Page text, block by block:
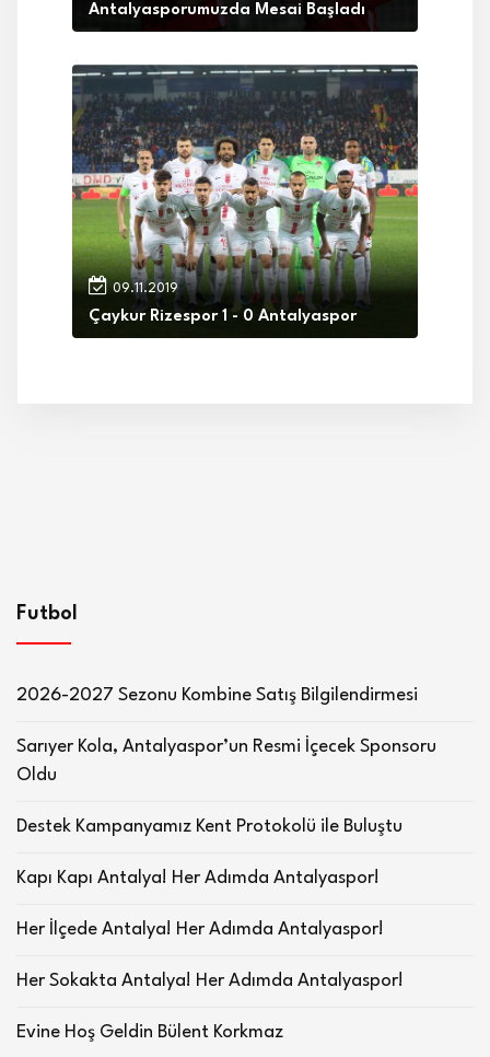
Antalyasporumuzda Mesai Başladı
09.11.2019
Çaykur Rizespor 1 - 0 Antalyaspor
Futbol
2026-2027 Sezonu Kombine Satış Bilgilendirmesi
Sarıyer Kola, Antalyaspor’un Resmi İçecek Sponsoru
Oldu
Destek Kampanyamız Kent Protokolü ile Buluştu
Kapı Kapı Antalya! Her Adımda Antalyaspor!
Her İlçede Antalya! Her Adımda Antalyaspor!
Her Sokakta Antalya! Her Adımda Antalyaspor!
Evine Hoş Geldin Bülent Korkmaz